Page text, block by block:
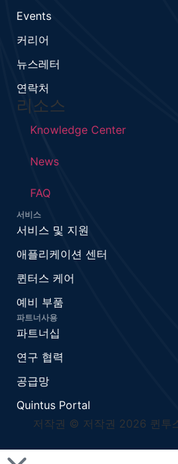
Events
커리어
뉴스레터
연락처
리소스
Knowledge Center
News
FAQ
서비스
서비스 및 지원
애플리케이션 센터
퀸터스 케어
예비 부품
파트너사용
파트너십
연구 협력
공급망
Quintus Portal
저작권 © 저작권 2026 퀸투